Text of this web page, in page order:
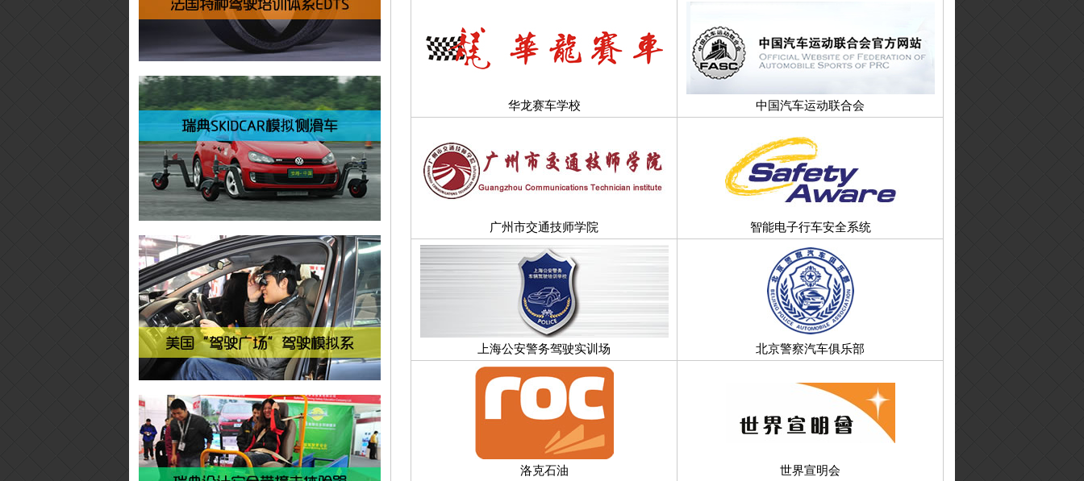
华龙赛车学校 中国汽车运动联合会
广州市交通技师学院 智能电子行车安全系统
上海公安警务驾驶实训场 北京警察汽车俱乐部
洛克石油 世界宣明会